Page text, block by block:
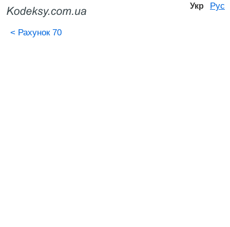
Укр Рус
< Рахунок 70